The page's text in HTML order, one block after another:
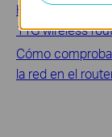
How to
11G wireless
Cómo
la red en el